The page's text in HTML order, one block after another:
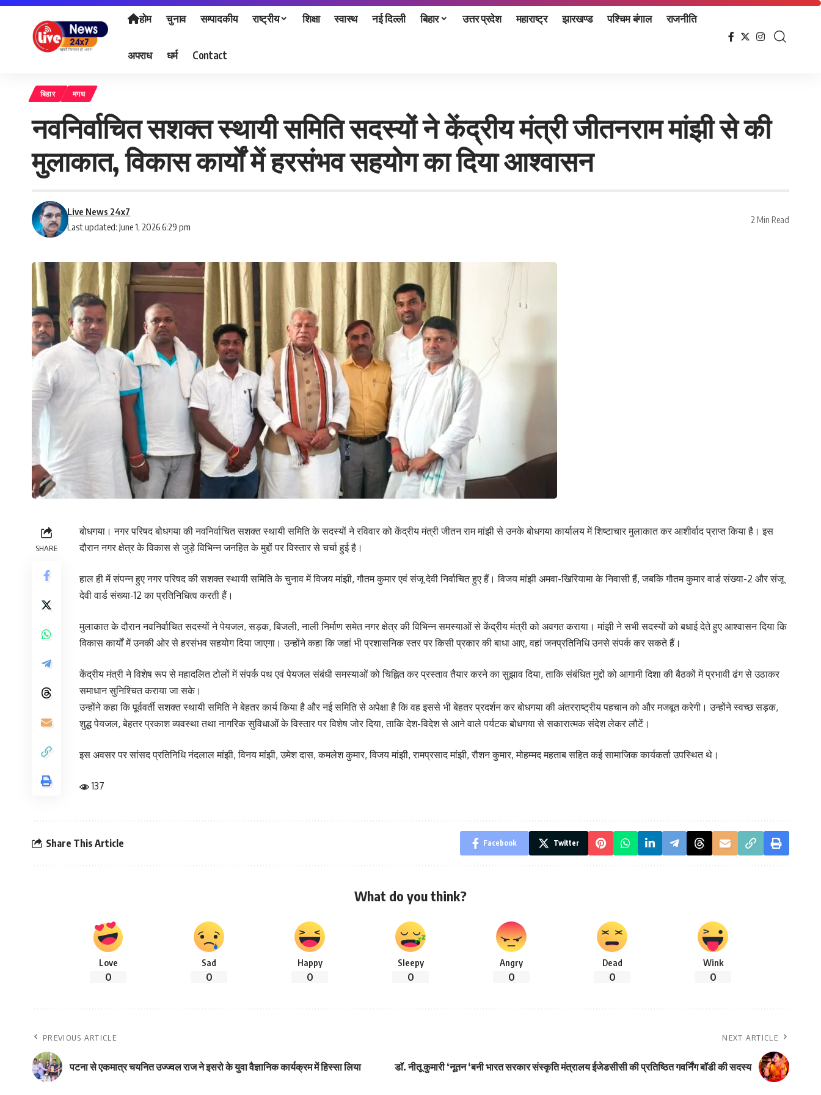
होम चुनाव सम्पादकीय राष्ट्रीय शिक्षा स्वास्थ नई दिल्ली बिहार उत्तर प्रदेश महाराष्ट्र झारखण्ड पश्चिम बंगाल राजनीति
अपराध धर्म Contact
बिहार मगध
नवनिर्वाचित सशक्त स्थायी समिति सदस्यों ने केंद्रीय मंत्री जीतनराम मांझी से की
मुलाकात, विकास कार्यों में हरसंभव सहयोग का दिया आश्वासन
Last updated: June 1, 2026 6:29 pm
Live News 24x7
2 Min Read
SHARE
बोधगया। नगर परिषद बोधगया की नवनिर्वाचित सशक्त स्थायी समिति के सदस्यों ने रविवार को केंद्रीय मंत्री जीतन राम मांझी से उनके बोधगया कार्यालय में शिष्टाचार मुलाकात कर आशीर्वाद प्राप्त किया है। इस
दौरान नगर क्षेत्र के विकास से जुड़े विभिन्न जनहित के मुद्दों पर विस्तार से चर्चा हुई है।
हाल ही में संपन्न हुए नगर परिषद की सशक्त स्थायी समिति के चुनाव में विजय मांझी, गौतम कुमार एवं संजू देवी निर्वाचित हुए हैं। विजय मांझी अमवा-खिरियामा के निवासी हैं, जबकि गौतम कुमार वार्ड संख्या-2 और संजू
देवी वार्ड संख्या-12 का प्रतिनिधित्व करती हैं।
मुलाकात के दौरान नवनिर्वाचित सदस्यों ने पेयजल, सड़क, बिजली, नाली निर्माण समेत नगर क्षेत्र की विभिन्न समस्याओं से केंद्रीय मंत्री को अवगत कराया। मांझी ने सभी सदस्यों को बधाई देते हुए आश्वासन दिया कि
विकास कार्यों में उनकी ओर से हरसंभव सहयोग दिया जाएगा। उन्होंने कहा कि जहां भी प्रशासनिक स्तर पर किसी प्रकार की बाधा आए, वहां जनप्रतिनिधि उनसे संपर्क कर सकते हैं।
केंद्रीय मंत्री ने विशेष रूप से महादलित टोलों में संपर्क पथ एवं पेयजल संबंधी समस्याओं को चिह्नित कर प्रस्ताव तैयार करने का सुझाव दिया, ताकि संबंधित मुद्दों को आगामी दिशा की बैठकों में प्रभावी ढंग से उठाकर
समाधान सुनिश्चित कराया जा सके।
उन्होंने कहा कि पूर्ववर्ती सशक्त स्थायी समिति ने बेहतर कार्य किया है और नई समिति से अपेक्षा है कि वह इससे भी बेहतर प्रदर्शन कर बोधगया की अंतरराष्ट्रीय पहचान को और मजबूत करेगी। उन्होंने स्वच्छ सड़क,
शुद्ध पेयजल, बेहतर प्रकाश व्यवस्था तथा नागरिक सुविधाओं के विस्तार पर विशेष जोर दिया, ताकि देश-विदेश से आने वाले पर्यटक बोधगया से सकारात्मक संदेश लेकर लौटें।
इस अवसर पर सांसद प्रतिनिधि नंदलाल मांझी, विनय मांझी, उमेश दास, कमलेश कुमार, विजय मांझी, रामप्रसाद मांझी, रौशन कुमार, मोहम्मद महताब सहित कई सामाजिक कार्यकर्ता उपस्थित थे।
137
Share This Article Facebook Twitter
What do you think?
Love
0
Sad
0
Happy
0
Sleepy
0
Angry
0
Dead
0
Wink
0
PREVIOUS ARTICLE
पटना से एकमात्र चयनित उज्ज्वल राज ने इसरो के युवा वैज्ञानिक कार्यक्रम में हिस्सा लिया
NEXT ARTICLE
डाॅ. नीतू कुमारी ‘नूतन ‘बनी भारत सरकार संस्कृति मंत्रालय ईजेडसीसी की प्रतिष्ठित गवर्निंग बाॅडी की सदस्य